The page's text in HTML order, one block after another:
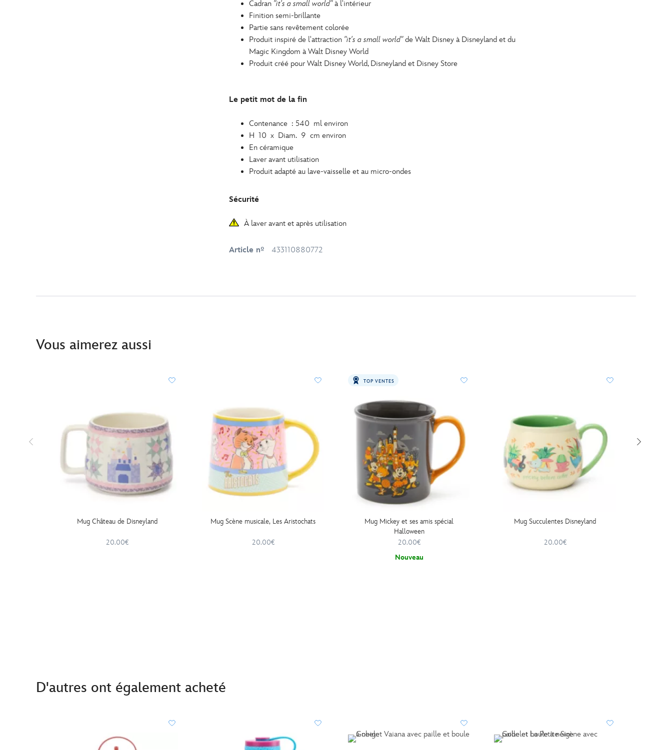
Cadran "it's a small world"à l'intérieur
Finition semi-brillante
Partie sans revêtement colorée
Produit inspiré de l'attraction "it's a small world"de Walt Disney à Disneyland et du
Magic Kingdom à Walt Disney World
Produit créé pour Walt Disney World, Disneyland et Disney Store
Le petit mot de la fin
Contenance : 540 ml environ
H 10 x Diam. 9 cm environ
En céramique
Laver avant utilisation
Produit adapté au lave-vaisselle et au micro-ondes
Sécurité
À laver avant et après utilisation
Article nº 433110880772
Vous aimerez aussi
Mug Château de Disneyland
20.00€
Mug Scène musicale, Les Aristochats
20.00€
TOP VENTES
Mug Mickey et ses amis spécial
Halloween
20.00€
Nouveau
Mug Succulentes Disneyland
20.00€
D'autres ont également acheté